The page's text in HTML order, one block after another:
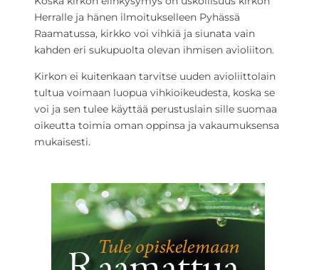
Herralle ja hänen ilmoitukselleen Pyhässä
Raamatussa, kirkko voi vihkiä ja siunata vain
kahden eri sukupuolta olevan ihmisen avioliiton.
Kirkon ei kuitenkaan tarvitse uuden avioliittolain
tultua voimaan luopua vihkioikeudesta, koska se
voi ja sen tulee käyttää perustuslain sille suomaa
oikeutta toimia oman oppinsa ja vakaumuksensa
mukaisesti.